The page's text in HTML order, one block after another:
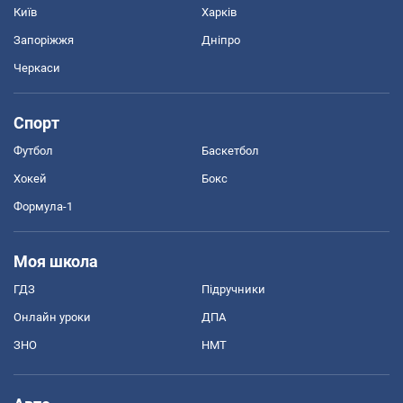
Київ Харків
Запоріжжя Дніпро
Черкаси
Спорт
Футбол Баскетбол
Хокей Бокс
Формула-1
Моя школа
ГДЗ Підручники
Онлайн уроки ДПА
ЗНО НМТ